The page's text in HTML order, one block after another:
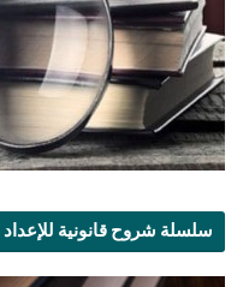
سلسلة شروح قانونية للإعداد